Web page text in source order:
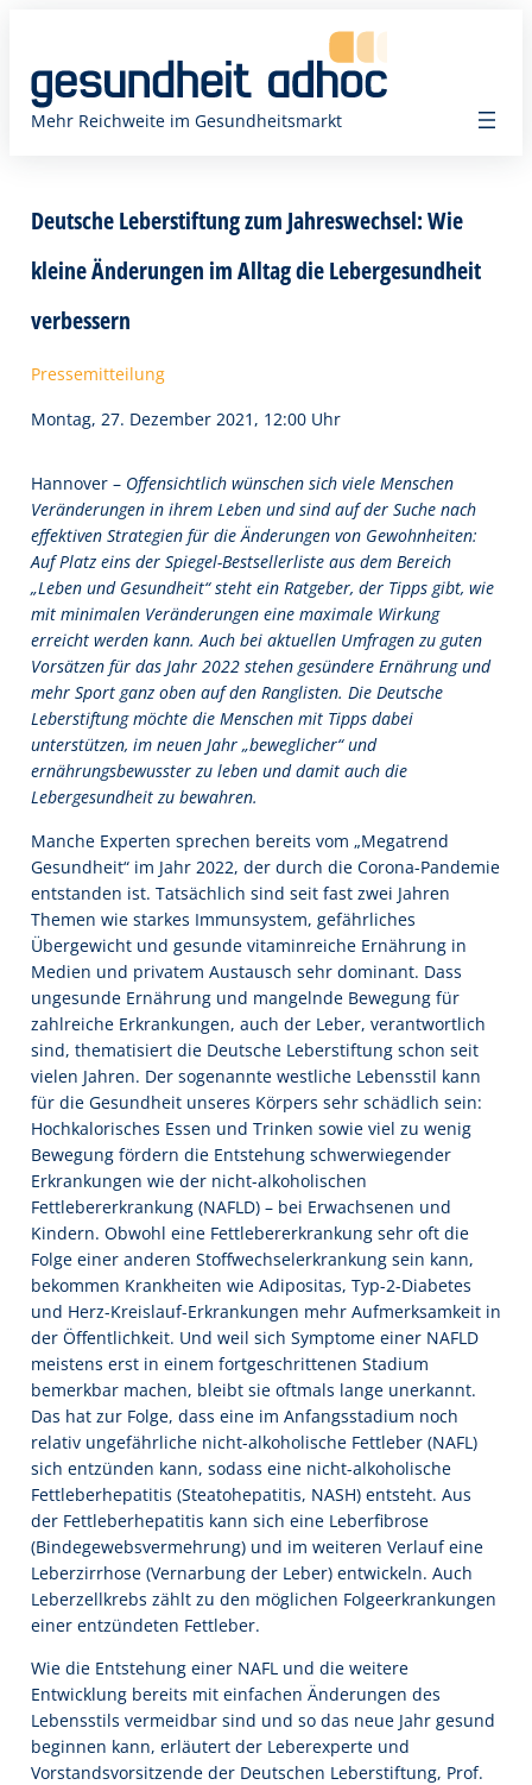
springen
Mehr Reichweite im Gesundheitsmarkt
Deutsche Leberstiftung zum Jahreswechsel: Wie
kleine Änderungen im Alltag die Lebergesundheit
verbessern
Pressemitteilung
Montag, 27. Dezember 2021, 12:00 Uhr
Hannover – Offensichtlich wünschen sich viele Menschen
Veränderungen in ihrem Leben und sind auf der Suche nach
effektiven Strategien für die Änderungen von Gewohnheiten:
Auf Platz eins der Spiegel-Bestsellerliste aus dem Bereich
„Leben und Gesundheit“ steht ein Ratgeber, der Tipps gibt, wie
mit minimalen Veränderungen eine maximale Wirkung
erreicht werden kann. Auch bei aktuellen Umfragen zu guten
Vorsätzen für das Jahr 2022 stehen gesündere Ernährung und
mehr Sport ganz oben auf den Ranglisten. Die Deutsche
Leberstiftung möchte die Menschen mit Tipps dabei
unterstützen, im neuen Jahr „beweglicher“ und
ernährungsbewusster zu leben und damit auch die
Lebergesundheit zu bewahren.
Manche Experten sprechen bereits vom „Megatrend
Gesundheit“ im Jahr 2022, der durch die Corona-Pandemie
entstanden ist. Tatsächlich sind seit fast zwei Jahren
Themen wie starkes Immunsystem, gefährliches
Übergewicht und gesunde vitaminreiche Ernährung in
Medien und privatem Austausch sehr dominant. Dass
ungesunde Ernährung und mangelnde Bewegung für
zahlreiche Erkrankungen, auch der Leber, verantwortlich
sind, thematisiert die Deutsche Leberstiftung schon seit
vielen Jahren. Der sogenannte westliche Lebensstil kann
für die Gesundheit unseres Körpers sehr schädlich sein:
Hochkalorisches Essen und Trinken sowie viel zu wenig
Bewegung fördern die Entstehung schwerwiegender
Erkrankungen wie der nicht-alkoholischen
Fettlebererkrankung (NAFLD) – bei Erwachsenen und
Kindern. Obwohl eine Fettlebererkrankung sehr oft die
Folge einer anderen Stoffwechselerkrankung sein kann,
bekommen Krankheiten wie Adipositas, Typ-2-Diabetes
und Herz-Kreislauf-Erkrankungen mehr Aufmerksamkeit in
der Öffentlichkeit. Und weil sich Symptome einer NAFLD
meistens erst in einem fortgeschrittenen Stadium
bemerkbar machen, bleibt sie oftmals lange unerkannt.
Das hat zur Folge, dass eine im Anfangsstadium noch
relativ ungefährliche nicht-alkoholische Fettleber (NAFL)
sich entzünden kann, sodass eine nicht-alkoholische
Fettleberhepatitis (Steatohepatitis, NASH) entsteht. Aus
der Fettleberhepatitis kann sich eine Leberfibrose
(Bindegewebsvermehrung) und im weiteren Verlauf eine
Leberzirrhose (Vernarbung der Leber) entwickeln. Auch
Leberzellkrebs zählt zu den möglichen Folgeerkrankungen
einer entzündeten Fettleber.
Wie die Entstehung einer NAFL und die weitere
Entwicklung bereits mit einfachen Änderungen des
Lebensstils vermeidbar sind und so das neue Jahr gesund
beginnen kann, erläutert der Leberexperte und
Vorstandsvorsitzende der Deutschen Leberstiftung, Prof.